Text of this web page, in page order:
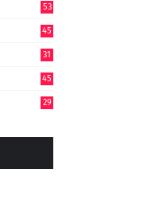
53
45
31
45
29